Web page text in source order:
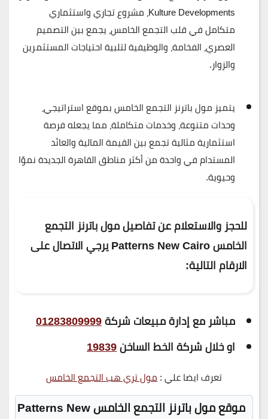
Kulture Developments، مشروع تجاري واستثماري
متكامل في قلب التجمع الخامس، يجمع بينالتصميم
العصري، الفخامة، والوظيفيةلتلبية احتياجات المستثمرين
والزوار.
يتميز مول باترنز التجمع الخامسبموقع استراتيجي،
وحدات متنوعة، وخدمات متكاملة، مما يجعله فرصة
استثمارية مثالية تجمع بينالقيمة المالية والعائد
المستدامفي واحدة من أكثر مناطق القاهرة الجديدة نموًا
وحيوية.
للحجز والاستعلام عن تفاصيل مول باترنز التجمع
الخامس Patterns New Cairo
يرجي الاتصالعلى
الارقام التالية:
مباشر مع إدارة مبيعات شركة01283809999
او خلال شركة الخط الساخن19839
تعرف ايضا علي :مول تري هب التجمع الخامس
موقع مول باترنز التجمع الخامس Patterns New